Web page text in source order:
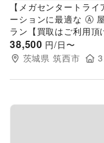
【メガセンタートラ
ーションに最適な Ⓐ
ラン【買取はご利用頂
38,500 円/日〜
茨城県 筑西市